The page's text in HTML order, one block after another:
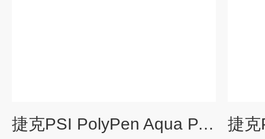
捷克PSI PolyPen Aqua PA210植物光谱测量仪